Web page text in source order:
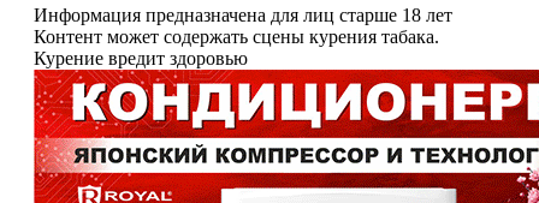
Информация предназначена для лиц старше 18 лет
Контент может содержать сцены курения табака.
Курение вредит здоровью